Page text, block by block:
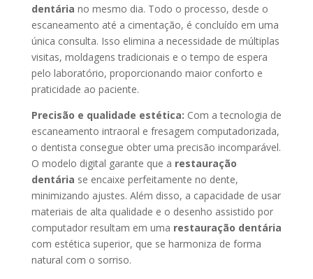
dentária no mesmo dia. Todo o processo, desde o
escaneamento até a cimentação, é concluído em uma
única consulta. Isso elimina a necessidade de múltiplas
visitas, moldagens tradicionais e o tempo de espera
pelo laboratório, proporcionando maior conforto e
praticidade ao paciente.
Precisão e qualidade estética: Com a tecnologia de
escaneamento intraoral e fresagem computadorizada,
o dentista consegue obter uma precisão incomparável.
O modelo digital garante que a restauração
dentária se encaixe perfeitamente no dente,
minimizando ajustes. Além disso, a capacidade de usar
materiais de alta qualidade e o desenho assistido por
computador resultam em uma restauração dentária
com estética superior, que se harmoniza de forma
natural com o sorriso.